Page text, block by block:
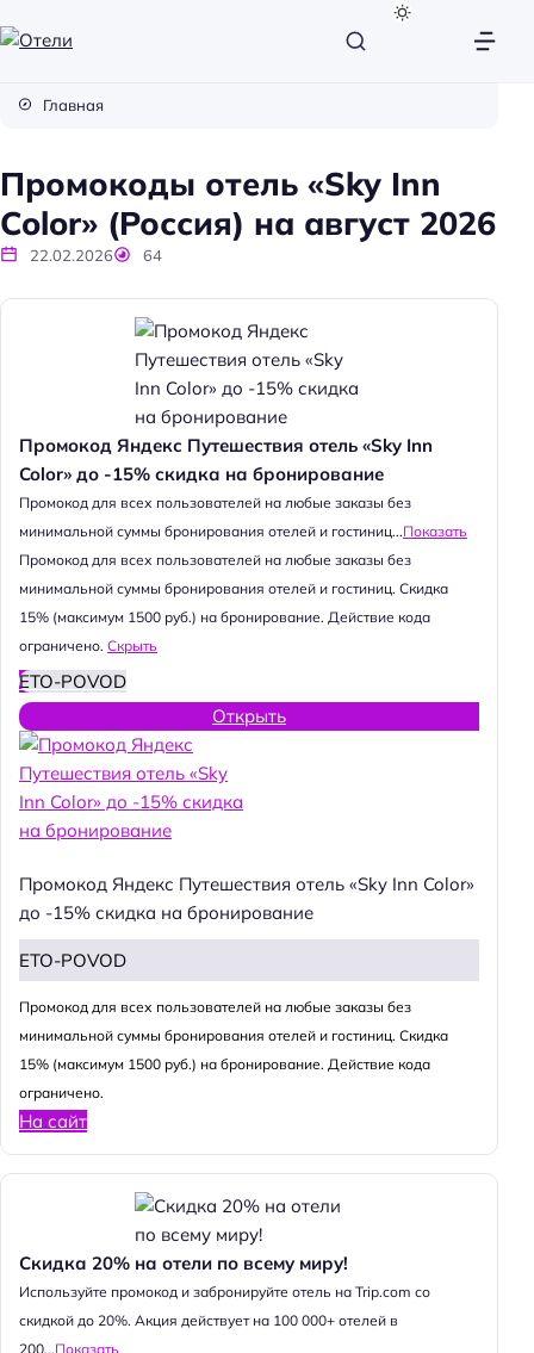
и
Главная
Промокоды отель «Sky Inn
Color» (Россия) на август 2026
22.02.2026 64
Промокод Яндекс Путешествия отель «Sky Inn
Color» до -15% скидка на бронирование
Промокод для всех пользователей на любые заказы без
минимальной суммы бронирования отелей и гостиниц...Показать
Промокод для всех пользователей на любые заказы без
минимальной суммы бронирования отелей и гостиниц. Скидка
15% (максимум 1500 руб.) на бронирование. Действие кода
ограничено. Скрыть
ETO-POVOD
Открыть
Промокод Яндекс Путешествия отель «Sky Inn Color»
до -15% скидка на бронирование
ETO-POVOD
Промокод для всех пользователей на любые заказы без
минимальной суммы бронирования отелей и гостиниц. Скидка
15% (максимум 1500 руб.) на бронирование. Действие кода
ограничено.
На сайт
Скидка 20% на отели по всему миру!
Используйте промокод и забронируйте отель на Trip.com со
скидкой до 20%. Акция действует на 100 000+ отелей в
200...Показать